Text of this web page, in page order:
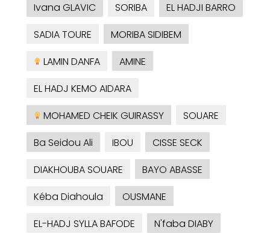
Ivana GLAVIC
SORIBA
EL HADJI BARRO
SADIA TOURE
MORIBA SIDIBEM
LAMIN DANFA
AMINE
EL HADJ KEMO AIDARA
MOHAMED CHEIK GUIRASSY
SOUARE
Ba Seidou Ali
IBOU
CISSE SECK
DIAKHOUBA SOUARE
BAYO ABASSE
Kéba Diahoula
OUSMANE
EL-HADJ SYLLA BAFODE
N'faba DIABY